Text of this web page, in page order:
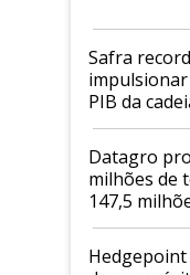
Safra
impulsionar
PIB da
biodiesel
Datagro
milhões de
147,5
2026/27